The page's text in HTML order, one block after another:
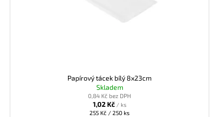
Papírový tácek bílý 8x23cm
Skladem
0,84 Kč bez DPH
1,02 Kč / ks
Měrná
255 Kč / 250 ks